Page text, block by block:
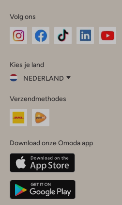
Volg ons
InstagramFacebook
Kies je land
NEDERLAND
je
land
Nederland
Belgique(Français)
Deutschland
Verzendmethodes
Download onze Omoda app